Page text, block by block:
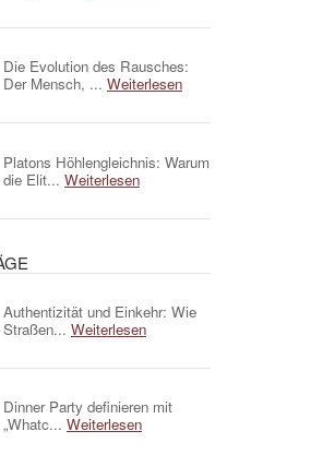
Die Evolution des Rausches:
Der Mensch, ... Weiterlesen
Platons Höhlengleichnis: Warum
die Elit... Weiterlesen
Authentizität und Einkehr: Wie
Straßen... Weiterlesen
Dinner Party definieren mit
„Whatc... Weiterlesen